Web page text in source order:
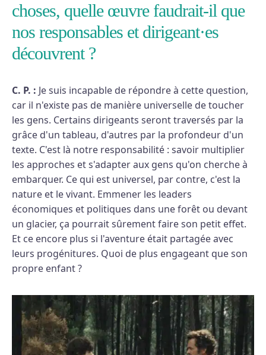
choses, quelle œuvre faudrait-il que
nos responsables et dirigeant·es
découvrent ?
C. P. : Je suis incapable de répondre à cette question,
car il n'existe pas de manière universelle de toucher
les gens. Certains dirigeants seront traversés par la
grâce d'un tableau, d'autres par la profondeur d'un
texte. C'est là notre responsabilité : savoir multiplier
les approches et s'adapter aux gens qu'on cherche à
embarquer. Ce qui est universel, par contre, c'est la
nature et le vivant. Emmener les leaders
économiques et politiques dans une forêt ou devant
un glacier, ça pourrait sûrement faire son petit effet.
Et ce encore plus si l'aventure était partagée avec
leurs progénitures. Quoi de plus engageant que son
propre enfant ?